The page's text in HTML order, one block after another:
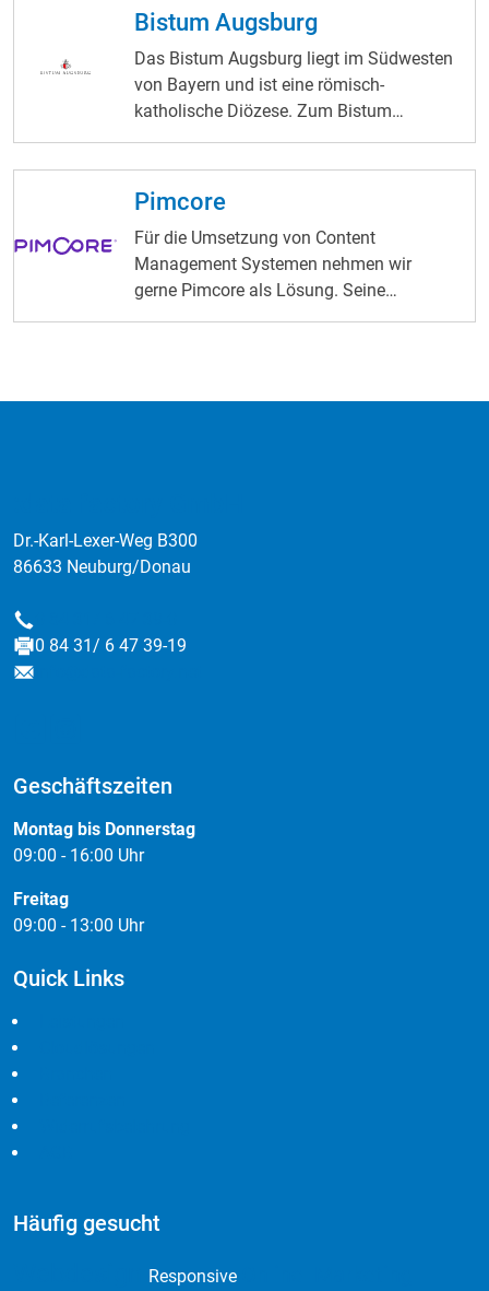
Regierungsbezirk Schwaben und aus den
Gebieten östlich des Lechs und aus Teilen
Mittelfrankens. Die Diözese besteht
insgesamt aus 998 Pfarrkirchen aufgeteilt
auf 23 Dekanate wie Aichach-Friedberg,
Benediktbeuern, Lindau, Marktoberdorf,
Memmingen, Neuburg- Schrobenhausen,
Starnberg, Weilheim-Schongau oder
Bertram Meier das Oberhaupt der Bistums
Augsburg. Die Schutzpatronen der
Diözese Augsburg sind der Heilige
Bischof Ulrich, die Heilige Afra und der
Pimcore
Für die Umsetzung von Content
Management Systemen nehmen wir
gerne Pimcore als Lösung. Seine
Erweiterbarkeit und Integrierbarkeit kennt
fast keine Grenzen. Vorteile von Pimcore
:data factory GmbH
Geschäftszeiten
Montag bis Donnerstag
09:00 - 16:00 Uhr
Quick Links
Leistungen
Branchen
Referenzen
AGB
Häufig gesucht
Webdesign
Newsletter